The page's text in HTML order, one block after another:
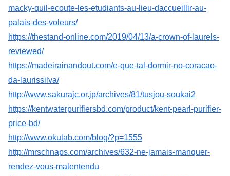
macky-quil-ecoute-les-etudiants-au-lieu-daccueillir-au-
palais-des-voleurs/
https://thestand-online.com/2019/04/13/a-crown-of-laurels-
reviewed/
https://madeirainandout.com/e-que-tal-dormir-no-coracao-
da-laurissilva/
http://www.sakurajc.or.jp/archives/81/tusjou-soukai2
https://kentwaterpurifiersbd.com/product/kent-pearl-purifier-
price-bd/
http://www.okulab.com/blog/?p=1555
http://mrschnaps.com/archives/632-ne-jamais-manquer-
rendez-vous-malentendu